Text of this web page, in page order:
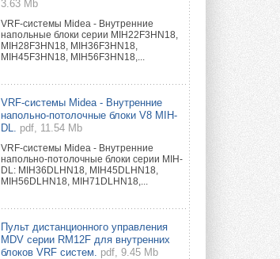
3.63 Mb
VRF-системы Midea - Внутренние
напольные блоки серии MIH22F3HN18,
MIH28F3HN18, MIH36F3HN18,
MIH45F3HN18, MIH56F3HN18,...
VRF-системы Midea - Внутренние
напольно-потолочные блоки V8 MIH-
DL.
pdf, 11.54 Mb
VRF-системы Midea - Внутренние
напольно-потолочные блоки серии MIH-
DL: MIH36DLHN18, MIH45DLHN18,
MIH56DLHN18, MIH71DLHN18,...
Пульт дистанционного управления
MDV серии RM12F для внутренних
блоков VRF систем.
pdf, 9.45 Mb